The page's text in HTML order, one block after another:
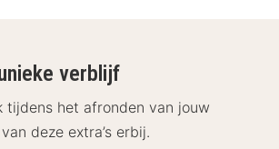
verblijf in het Holiday Inn
De winkelstraat van Düsseldorf en
kerstmarkt zijn een must voor
verblijf
tijdens het afronden van jouw
deze extra’s erbij.